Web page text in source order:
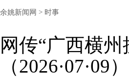
余姚新闻网 > 时事
网传“广西横
（2026·07·09）